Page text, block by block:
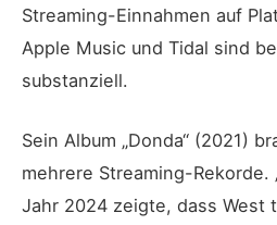
Streaming-Einnahmen auf
Apple Music und Tidal sind
substanziell.
Sein Album „Donda“ (2021)
mehrere Streaming-Rekorde.
Jahr 2024 zeigte, dass West